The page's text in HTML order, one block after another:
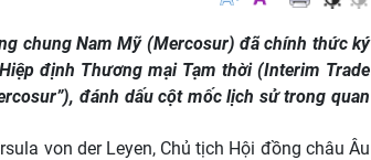
chung Nam Mỹ (Mercosur) đã chính thức ký
định Thương mại Tạm thời (Interim Trade
đánh dấu cột mốc lịch sử trong quan
von der Leyen, Chủ tịch Hội đồng châu Âu